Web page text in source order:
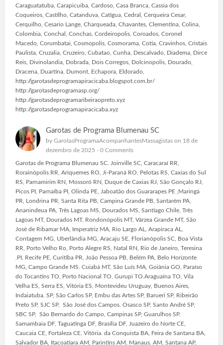
Caraguatatuba, Carapicuiba, Cardoso, Casa Branca, Cassia dos
Coqueiros, Castilho, Catanduva, Catigua, Cedral, Cerqueira Cesar,
Cerquilho, Cesario Lange, Charqueada, Chavantes, Clementina, Colina,
Colombia, Conchal, Conchas, Cordeiropolis, Coroados, Coronel
Macedo, Corumbatai, Cosmopolis, Cosmorama, Cotia, Cravinhos, Cristais
Paulista, Cruzalia, Cruzeiro, Cubatao, Cunha, Descalvado, Diadema, Dirce
Reis, Divinolandia, Dobrada, Dois Corregos, Dolcinopolis, Dourado,
Dracena, Duartina, Dumont, Echapora, Eldorado,
http://garotasdeprogramapiracicaba.blogspot.com.br/
http://garotasdeprogramasp.org/
http://garotasdeprogramaribeiraopreto.xyz
http://garotasdeprogramapiracicaba.xyz
Garotas de Programa Blumenau SC
by GarotasProgramaAcompanhantesMassagistason 18 de
dezembro de 2025 - 0 Comments
Garotas de Programa Blumenau SC. Joinville SC, Caracaraí RR,
Rorainópolis RR, Ariquemes RO, Ji-Paraná RO, Pelotas RS, Caxias do Sul
RS, Parnamirim RN, Mossoró RN, Duque de Caxias RJ, São Gonçalo RJ,
Picos PI, Parnaíba PI, Olinda PE, Jaboatão dos Guararapes PE ,Maringá
PR, Londrina PR, Santa Rita PB, Campina Grande PB, Santarém PA,
Ananindeua PA, Três Lagoas MS, Dourados MS, Santiago Chile, Três
Lagoas MT, Dourados MT, Rondonópolis MT, Várzea Grande MT, São
José de Ribamar MA, Imperatriz MA, Rio Largo AL, Arapiraca AL,
Contagem MG, Uberlândia MG, Aracaju SE. Florianópolis SC, Boa Vista
RR, Porto Velho Ro, Porto Alegre RS, Natal RN, Rio de Janeiro, Teresina
.PI, Recife PE, Curitiba PR, João Pessoa PB, Belém PA, Belo Horizonte
MG, Campo Grande MS. Cuiabá MT, São Luís MA, Goiânia GO, Paraíso
do Tocantins TO, Porto Nacional TO, Gurupi TO.Araguaína TO, Vila
Velha ES, Serra ES, Vitória ES, Montevideu Uruguay, Buenos Aires,
Indaiatuba. SP, São Carlos SP, Embu das Artes SP, Barueri SP, Ribeirão
Preto SP, SJC SP, São José dos Campos. Osasco SP, Santo André SP,
SBC SP, São Bernardo do Campo, Campinas SP, Guarulhos SP.
Samambaia DF, Taguatinga DF, Brasília DF, Juazeiro do Norte CE,
Caucaia CE, Fortaleza CE. Vitória. da Conquista BA, Feira de Santana BA,
Salvador BA, Itacoatiara AM, Parintins AM, Manaus. AM, Santana AP,